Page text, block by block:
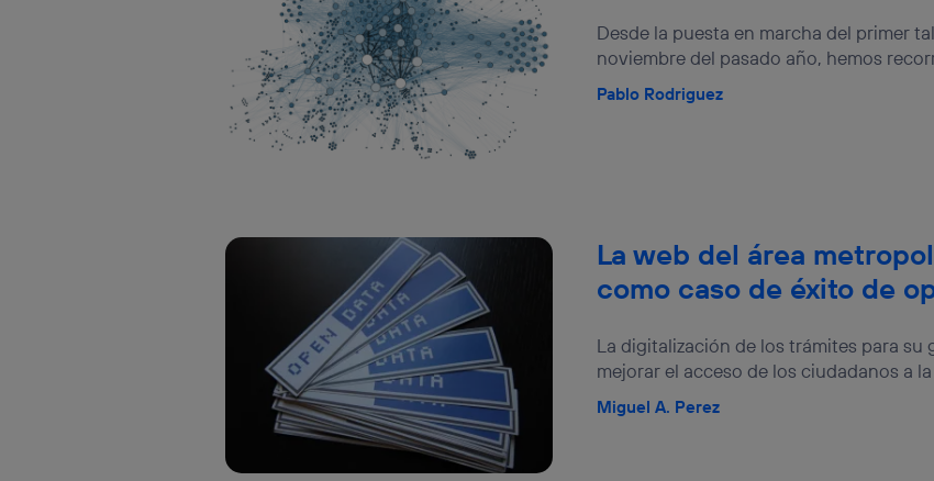
Desde la puesta en marcha del primer
noviembre del pasado año, hemos
Pablo Rodriguez
La web del área
como caso de éxito de
La digitalización de los trámites para
mejorar el acceso de los ciudadanos a
Miguel A. Perez
Si utilizas una
realizará en función de las actividades de navegación de los
hayan dado su consentimiento.
Si utilizas
datos móviles
únicamente en la navegación del usuario del móvil.
Puedes gestionar los consentimientos Utiq seleccionando “Administrar
inferior de esta página web o visitando el